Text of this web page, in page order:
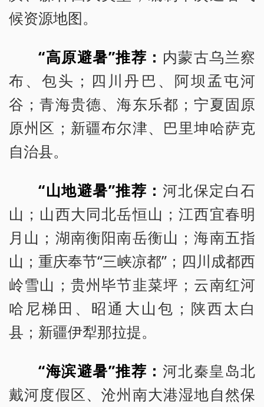
候资源地图。
“高原避暑”推荐： 内蒙古乌兰察
布、包头；四川丹巴、阿坝孟屯河
谷；青海贵德、海东乐都；宁夏固原
原州区；新疆布尔津、巴里坤哈萨克
自治县。
“山地避暑”推荐： 河北保定白石
山；山西大同北岳恒山；江西宜春明
月山；湖南衡阳南岳衡山；海南五指
山；重庆奉节“三峡凉都”；四川成都西
岭雪山；贵州毕节韭菜坪；云南红河
哈尼梯田、昭通大山包；陕西太白
县；新疆伊犁那拉提。
“海滨避暑”推荐： 河北秦皇岛北
戴河度假区、沧州南大港湿地自然保